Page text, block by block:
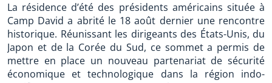
La résidence d’été des présidents américains située à
Camp David a abrité le 18 août dernier une rencontre
historique. Réunissant les dirigeants des États-Unis, du
Japon et de la Corée du Sud, ce sommet a permis de
mettre en place un nouveau partenariat de sécurité
économique et technologique dans la région indo-